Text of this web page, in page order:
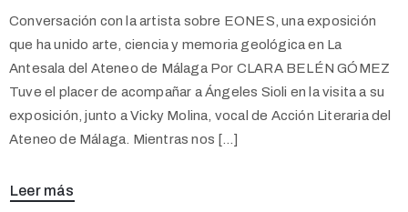
Conversación con la artista sobre EONES, una exposición
que ha unido arte, ciencia y memoria geológica en La
Antesala del Ateneo de Málaga Por CLARA BELÉN GÓMEZ
Tuve el placer de acompañar a Ángeles Sioli en la visita a su
exposición, junto a Vicky Molina, vocal de Acción Literaria del
Ateneo de Málaga. Mientras nos […]
Leer más